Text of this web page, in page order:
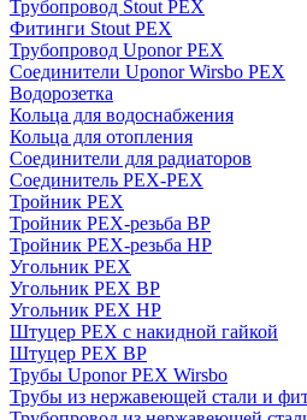
Трубопровод Stout PEX
Фитинги Stout PEX
Трубопровод Uponor PEX
Соединители Uponor Wirsbo PEX
Водорозетка
Кольца для водоснабжения
Кольца для отопления
Соединители для радиаторов
Соединитель PEX-PEX
Тройник PEX
Тройник PEX-резьба ВР
Тройник PEX-резьба НР
Угольник PEX
Угольник PEX ВР
Угольник PEX НР
Штуцер PEX c накидной гайкой
Штуцер PEX ВР
Трубы Uponor PEX Wirsbo
Трубы из нержавеющей стали и